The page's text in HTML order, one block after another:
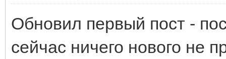
Обновил первый пост -
сейчас ничего нового не